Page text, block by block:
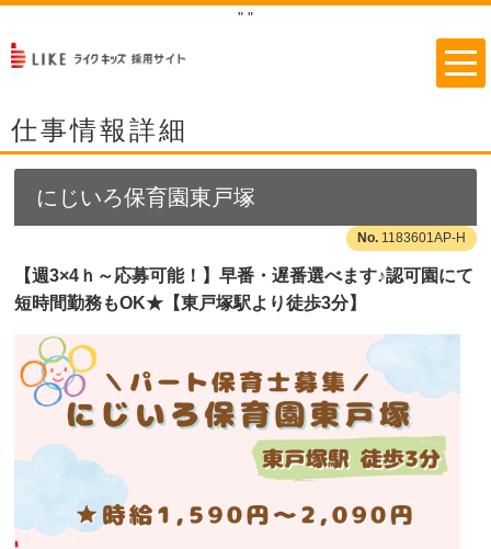
" "
仕事情報詳細
にじいろ保育園東戸塚
1183601AP-H
【週3×4ｈ～応募可能！】早番・遅番選べます♪認可園にて
短時間勤務もOK★【東戸塚駅より徒歩3分】